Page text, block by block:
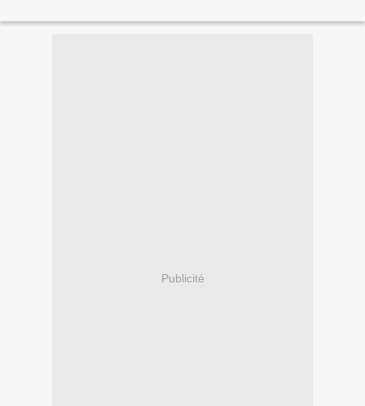
Publicité